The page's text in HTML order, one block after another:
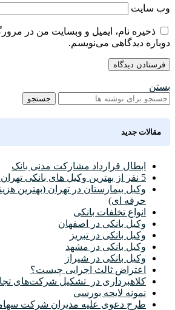
وب‌ سایت
ذخیره نام، ایمیل و وبسایت من در
دوباره دیدگاهی می‌نویسم.
بستن
جستجو
مقالات جدید
ابطال قرارداد مشارکت مدنی بانک
5 نفر از بهترین وکیل های بانکی تهران (در سال 1405)⚖️
وکیل بیمارستان در تهران (بهترین
حرفه ای)
انواع تخلفات بانکی
وکیل بانکی در اصفهان
وکیل بانکی در تبریز
وکیل بانکی در مشهد
وکیل بانکی در شیراز
اعتراض ثالث اجرایی چیست؟
کلاهبرداری در تشکیل شرکت‌های
نمونه لایحه بورسی
طرح دعوی علیه مدیران شرکت